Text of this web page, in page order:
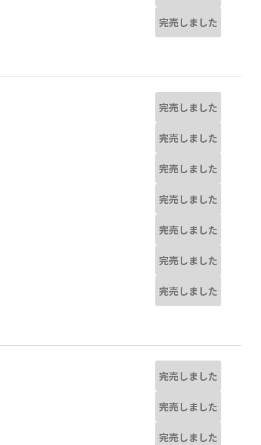
完売しました
完売しました
完売しました
完売しました
完売しました
完売しました
完売しました
完売しました
完売しました
完売しました
完売しました